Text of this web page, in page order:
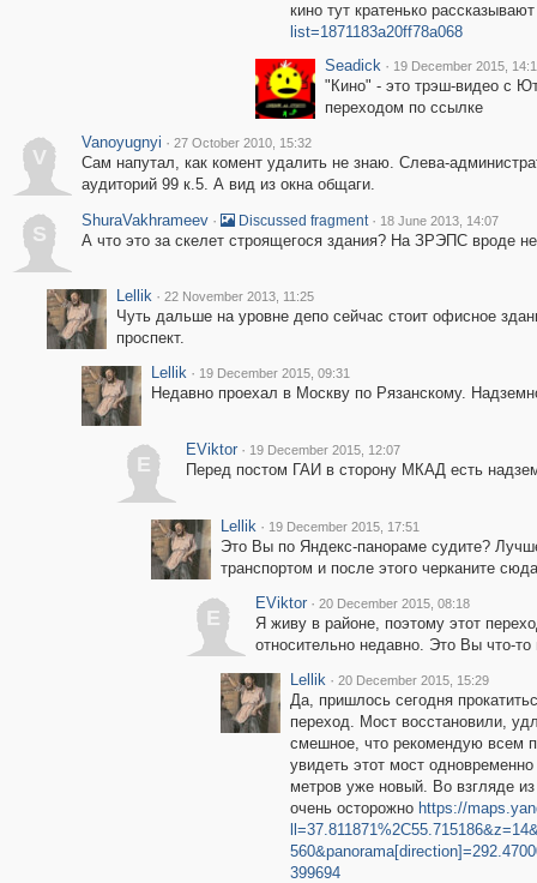
кино тут кратенько
list=1871183a20ff78a068
Seadick · 19 December 2015,
"Кино" - это трэш-видео с
переходом по ссылке
V
Vanoyugnyi · 27 October 2010, 15:32
Сам напутал, как комент удалить не знаю. Слева-
аудиторий 99 к.5. А вид из окна общаги.
S
ShuraVakhrameev · Discussed fragment · 18 June 2013, 14:07
А что это за скелет строящегося здания? На ЗРЭПС вроде
Lellik · 22 November 2013, 11:25
Чуть дальше на уровне депо сейчас стоит офисное
проспект.
Lellik · 19 December 2015, 09:31
Недавно проехал в Москву по Рязанскому.
E
EViktor · 19 December 2015, 12:07
Перед постом ГАИ в сторону МКАД есть
Lellik · 19 December 2015, 17:51
Это Вы по Яндекс-панораме судите?
транспортом и после этого черканите сюда
E
EViktor · 20 December 2015, 08:18
Я живу в районе, поэтому этот
относительно недавно. Это Вы что-то
Lellik · 20 December 2015, 15:29
Да, пришлось сегодня
переход. Мост восстановили,
смешное, что рекомендую всем
увидеть этот мост
метров уже новый. Во взгляде
очень осторожно https://
399694